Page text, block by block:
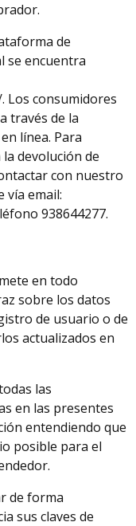
de
se encuentra
Los consumidores
través de la
línea. Para
devolución de
con nuestro
vía email:
938644277.
en todo
sobre los datos
de usuario o de
actualizados en
las
en las presentes
entendiendo que
posible para el
de forma
sus claves de